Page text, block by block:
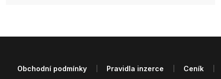
Obchodní podmínky Pravidla inzerce
Ceník